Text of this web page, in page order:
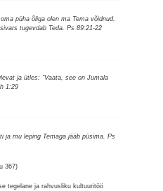
püha õliga olen ma Tema võidnud.
tugevdab Teda. Ps 89:21-22
ja ütles: "Vaata, see on Jumala
1:29
ja mu leping Temaga jääb püsima. Ps
367)
tegelane ja rahvusliku kultuuritöö